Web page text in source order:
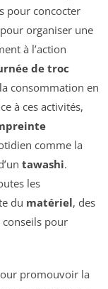
pour concocter
organiser une
à l’action
de troc
consommation en
à ces activités,
comme la
tawashi.
les
du matériel, des
conseils pour